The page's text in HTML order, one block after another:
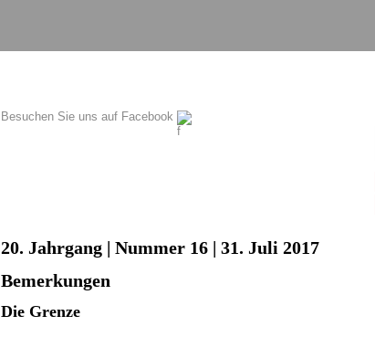
Besuchen Sie uns auf Facebook
20. Jahrgang | Nummer 16 | 31. Juli 2017
Bemerkungen
Die Grenze